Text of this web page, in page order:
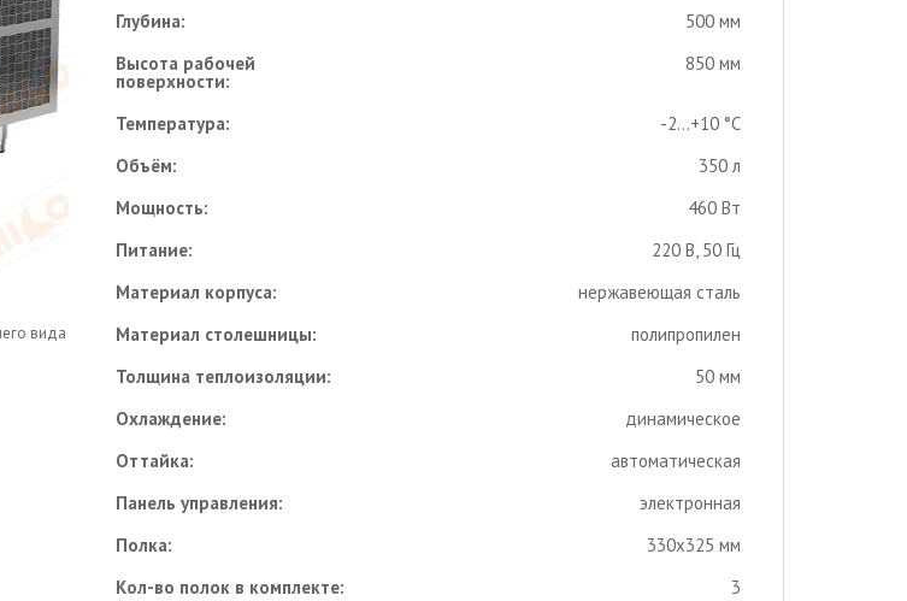
вида
Глубина:
500 мм
Высота рабочей
поверхности:
850 мм
Температура:
-2...+10 °С
Объём:
350 л
Мощность:
460 Вт
Питание:
220 В, 50 Гц
Материал корпуса:
нержавеющая сталь
Материал столешницы:
полипропилен
Толщина теплоизоляции:
50 мм
Охлаждение:
динамическое
Оттайка:
автоматическая
Панель управления:
электронная
Полка:
330х325 мм
Кол-во полок в комплекте:
3